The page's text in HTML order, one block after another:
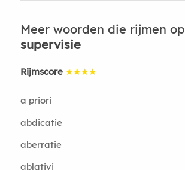
Meer woorden die rijmen op
supervisie
Rijmscore ★★★★
a priori
abdicatie
aberratie
ablativi